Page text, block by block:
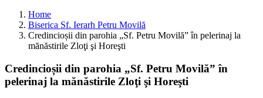
Home
Biserica Sf. Ierarh Petru Movilă
Credincioșii din parohia „Sf. Petru Movilă” în pelerinaj la
mănăstirile Zloţi şi Horeşti
Credincioșii din parohia „Sf. Petru Movilă” în
pelerinaj la mănăstirile Zloţi şi Horeşti